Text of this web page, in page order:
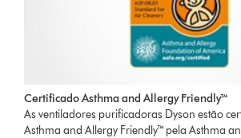
Certificado Asthma and Allergy Friendly™
As ventiladores purificadoras Dyson estão
Asthma and Allergy Friendly™ pela Asthma